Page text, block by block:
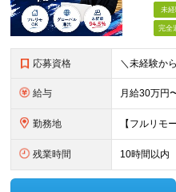
未
完全
応募資格
給与
勤務地
残業時間 10時間以内